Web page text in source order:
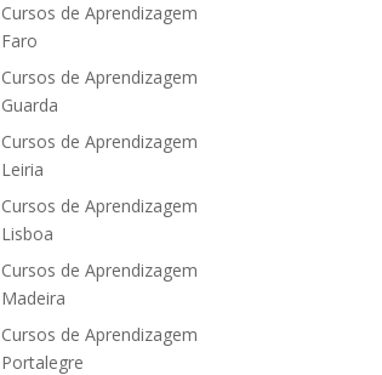
Cursos de Aprendizagem
Faro
Cursos de Aprendizagem
Guarda
Cursos de Aprendizagem
Leiria
Cursos de Aprendizagem
Lisboa
Cursos de Aprendizagem
Madeira
Cursos de Aprendizagem
Portalegre